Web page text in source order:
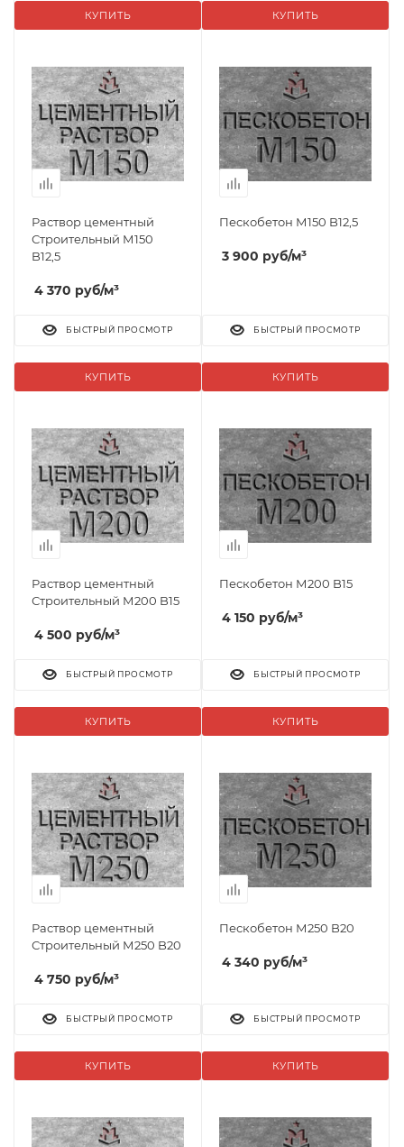
КУПИТЬ КУПИТЬ
Раствор цементный
Строительный М150
B12,5
4 370 руб/м³
КУПИТЬ
БЫСТРЫЙ ПРОСМОТР
Пескобетон М150 B12,5
3 900 руб/м³
КУПИТЬ
БЫСТРЫЙ ПРОСМОТР
Раствор цементный
Строительный М200 B15
4 500 руб/м³
КУПИТЬ
БЫСТРЫЙ ПРОСМОТР
Пескобетон М200 B15
4 150 руб/м³
КУПИТЬ
БЫСТРЫЙ ПРОСМОТР
Раствор цементный
Строительный М250 B20
4 750 руб/м³
КУПИТЬ
БЫСТРЫЙ ПРОСМОТР
Пескобетон М250 B20
4 340 руб/м³
КУПИТЬ
БЫСТРЫЙ ПРОСМОТР